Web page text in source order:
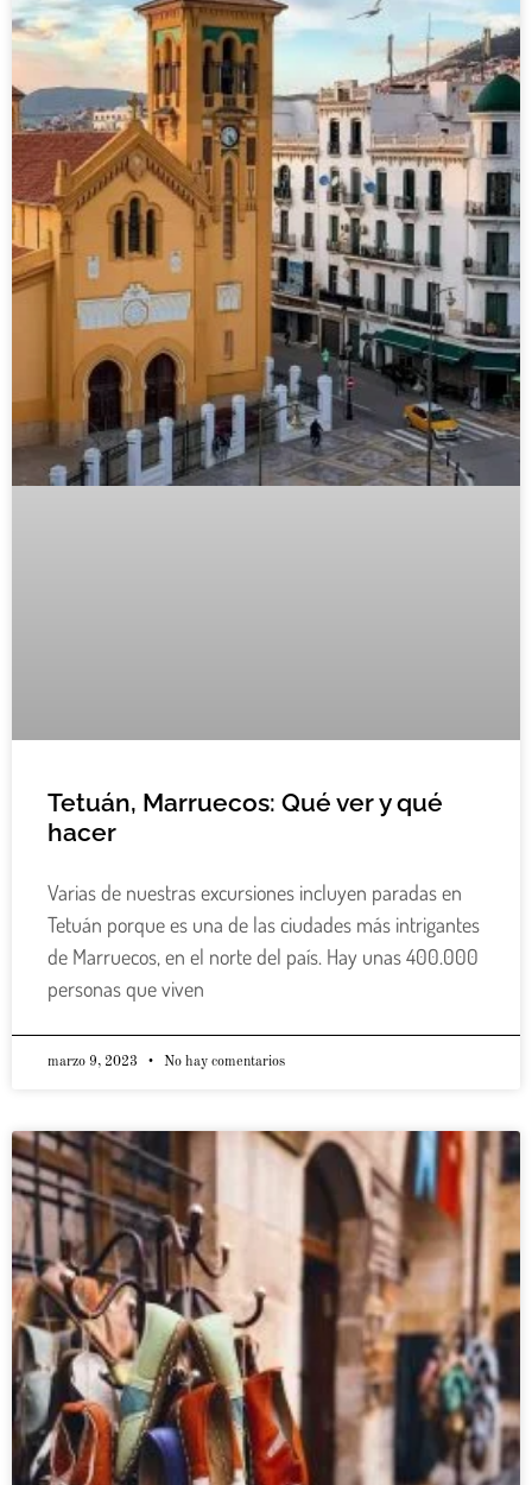
Tetuán, Marruecos: Qué ver y qué
hacer
Varias de nuestras excursiones incluyen paradas en
Tetuán porque es una de las ciudades más intrigantes
de Marruecos, en el norte del país. Hay unas 400.000
personas que viven
marzo 9, 2023 No hay comentarios